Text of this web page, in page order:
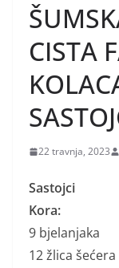
CISTA
22 travnja, 2023
Sastojci
Kora:
9 bjelanjaka
12 žlica